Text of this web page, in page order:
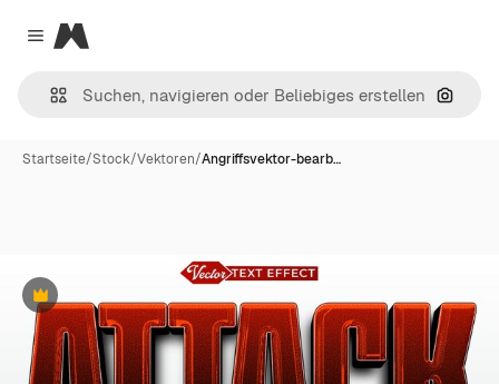
Close menu
Magnific
Nach
Startseite/Stock/Vektoren/Angriffsvektor-bearb…
Premium